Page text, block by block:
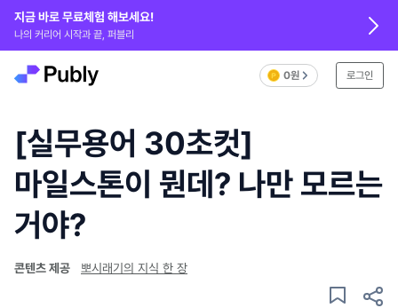
지금 바로 무료체험 해보세요!
나의 커리어 시작과 끝, 퍼블리
0원 로그인
[실무용어 30초컷]
마일스톤이 뭔데? 나만 모르는
거야?
콘텐츠 제공 뽀시래기의 지식 한 장